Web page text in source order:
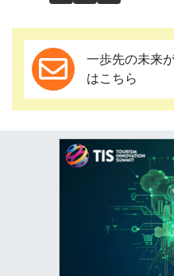
一歩先の未来
はこちら